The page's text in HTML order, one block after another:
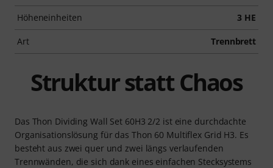
Höheneinheiten 3 HE
Art Trennbrett
Struktur statt Chaos
Das Thon Dividing Wall Set 60H3 2/2 ist eine durchdachte
Organisationslösung für das Thon 60 Multiflex Grid H3. Es
besteht aus zwei quer und zwei längs verlaufenden
Trennwänden, die sich dank eines einfachen Stecksystems